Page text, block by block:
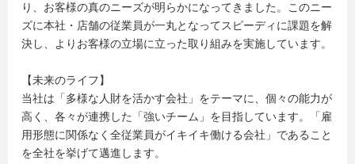
り、お客様の真のニーズが明らかになってきました。このニー
ズに本社・店舗の従業員が一丸となってスピーディに課題を解
決し、よりお客様の立場に立った取り組みを実施しています。
【未来のライフ】
当社は「多様な人財を活かす会社」をテーマに、個々の能力が
高く、各々が連携した「強いチーム」を目指しています。「雇
用形態に関係なく全従業員がイキイキ働ける会社」であること
を全社を挙げて邁進します。